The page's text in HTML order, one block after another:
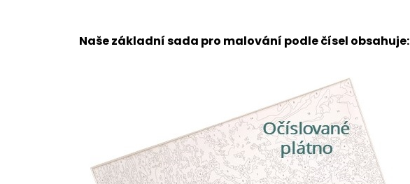
Naše základní sada pro malování podle čísel obsahuje: